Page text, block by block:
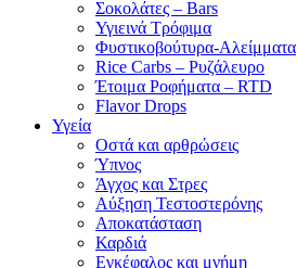
Σοκολάτες – Bars
Υγιεινά Τρόφιμα
Φυστικοβούτυρα-Αλείμματα
Rice Carbs – Ρυζάλευρο
Έτοιμα Ροφήματα – RTD
Flavor Drops
Υγεία
Οστά και αρθρώσεις
Ύπνος
Άγχος και Στρες
Αύξηση Τεστοστερόνης
Αποκατάσταση
Καρδιά
Εγκέφαλος και μνήμη